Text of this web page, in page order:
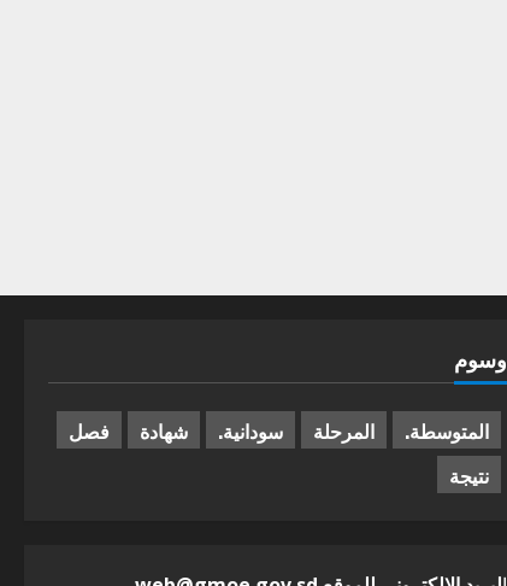
وسوم
المتوسطة. المرحلة سودانية. شهادة
فصل
نتيجة